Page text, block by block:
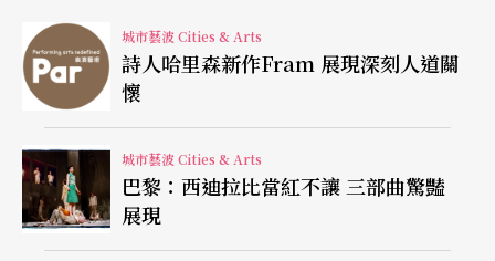
五花八門的人共聚一堂，傾聽彼此的問題，看看別
人如何解決問題，也可以促進腦力激盪，給彼此提
供意見。
同時受邀在美國夏季重要的舞蹈舞台雅克枕舞蹈節
演出的台北越界，也由另外兩位年輕的舞者在「聯
盟」大會裡表演。團長張曉雄參加過前屆的大會，
城市藝波 Cities & Arts
詩人哈里森新作Fram 展現深刻人道關
懷
城市藝波 Cities & Arts
巴黎：西迪拉比當紅不讓 三部曲驚豔
展現